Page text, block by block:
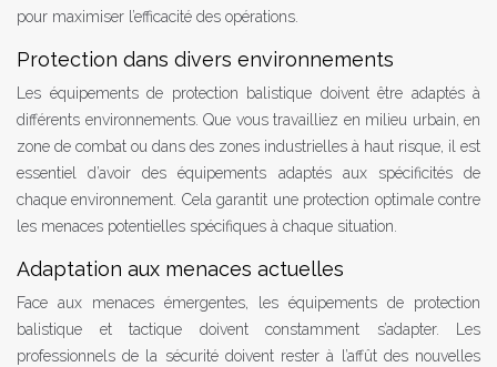
pour maximiser l’efficacité des opérations.
Protection dans divers environnements
Les équipements de protection balistique doivent être adaptés à
différents environnements. Que vous travailliez en milieu urbain, en
zone de combat ou dans des zones industrielles à haut risque, il est
essentiel d’avoir des équipements adaptés aux spécificités de
chaque environnement. Cela garantit une protection optimale contre
les menaces potentielles spécifiques à chaque situation.
Adaptation aux menaces actuelles
Face aux menaces émergentes, les équipements de protection
balistique et tactique doivent constamment s’adapter. Les
professionnels de la sécurité doivent rester à l’affût des nouvelles